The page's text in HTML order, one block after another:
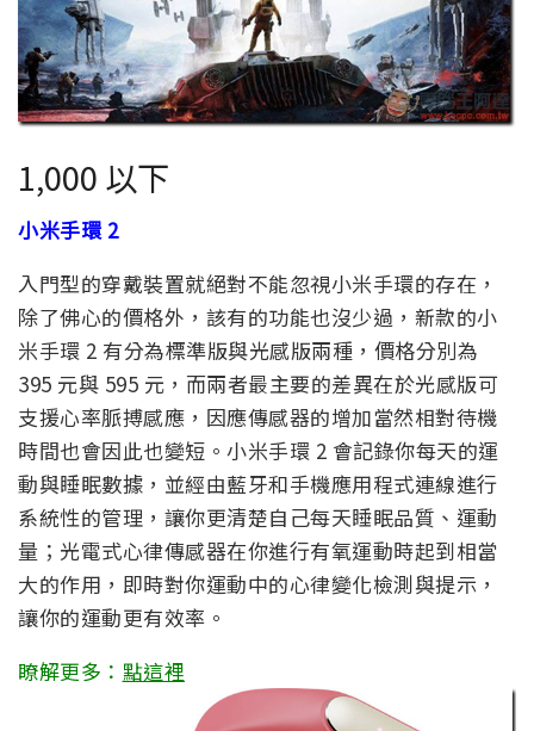
1,000 以下
小米手環 2
入門型的穿戴裝置就絕對不能忽視小米手環的存在，
除了佛心的價格外，該有的功能也沒少過，新款的小
米手環 2 有分為標準版與光感版兩種，價格分別為
395 元與 595 元，而兩者最主要的差異在於光感版可
支援心率脈搏感應，因應傳感器的增加當然相對待機
時間也會因此也變短。小米手環 2 會記錄你每天的運
動與睡眠數據，並經由藍牙和手機應用程式連線進行
系統性的管理，讓你更清楚自己每天睡眠品質、運動
量；光電式心律傳感器在你進行有氧運動時起到相當
大的作用，即時對你運動中的心律變化檢測與提示，
讓你的運動更有效率。
瞭解更多： 點這裡